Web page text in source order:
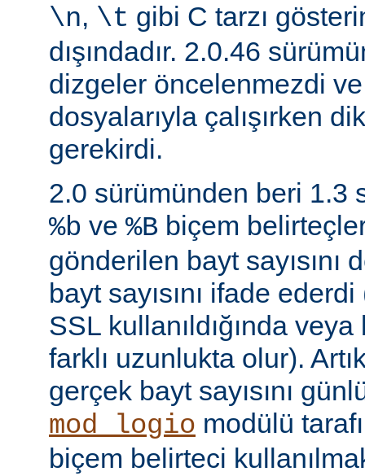
\n, \t gibi C tarzı
dışındadır. 2.0.46
dizgeler öncelenmezdi
dosyalarıyla çalışırken
gerekirdi.
2.0 sürümünden beri 1.3
%b ve %B biçem
gönderilen bayt sayısını
bayt sayısını ifade
SSL kullanıldığında
farklı uzunlukta olur).
gerçek bayt sayısını
mod_logio modülü
biçem belirteci